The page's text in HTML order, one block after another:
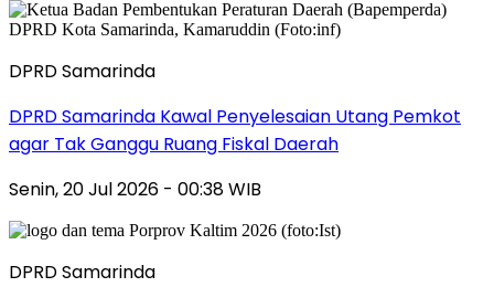
DPRD Samarinda
DPRD Samarinda Kawal Penyelesaian Utang Pemkot
agar Tak Ganggu Ruang Fiskal Daerah
Senin, 20 Jul 2026 - 00:38 WIB
DPRD Samarinda